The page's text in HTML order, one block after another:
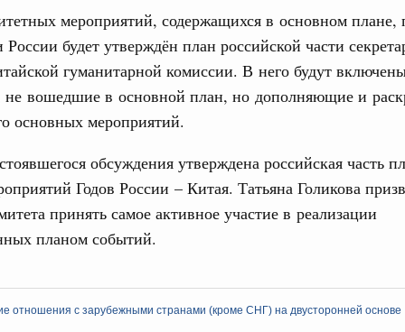
мероприятий, содержащихся в основном плане,
будет утверждён план российской части
гуманитарной комиссии. В него будут
не вошедшие в основной план, но дополняющие и
основных мероприятий.
обсуждения утверждена российская часть
Годов России – Китая. Татьяна Голикова
принять самое активное участие в реализации
планом событий.
отношения с зарубежными странами (кроме СНГ) на двусторонней основе